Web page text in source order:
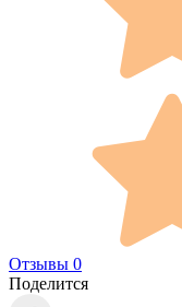
Отзывы 0
Поделится